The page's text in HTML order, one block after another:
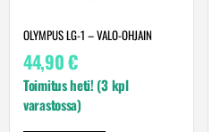
OLYMPUS LG-1 – VALO-OHJAIN
44,90€
Toimitus heti! (3 kpl
varastossa)